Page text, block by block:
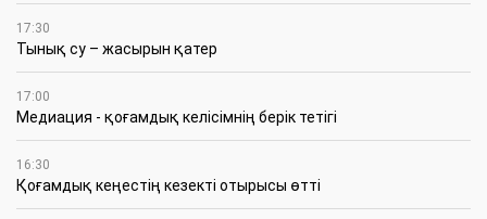
17:30
Тынық су – жасырын қатер
17:00
Медиация - қоғамдық келісімнің берік тетігі
16:30
Қоғамдық кеңестің кезекті отырысы өтті